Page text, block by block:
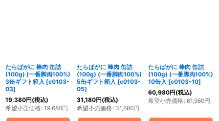
たらばがに 棒肉 缶詰
(100g) (一番脚肉100%)
3缶ギフト箱入 [c0103-
03]
19,380円(税込)
希望小売価格: 19,680円
たらばがに 棒肉 缶詰
(100g) (一番脚肉100%)
5缶ギフト箱入 [c0103-
05]
31,180円(税込)
希望小売価格: 31,680円
たらばがに 棒肉 缶詰
(100g) (一番脚肉100%)
10缶入 [c0103-10]
60,980円(税込)
希望小売価格: 61,980円